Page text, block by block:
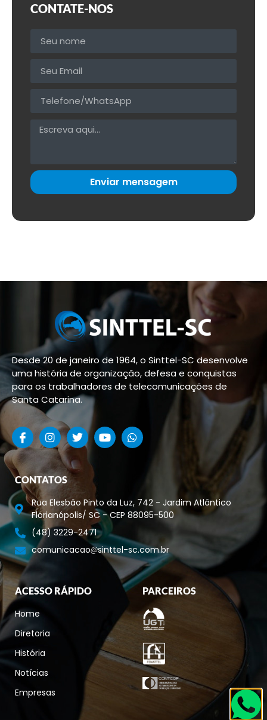
CONTATE-NOS
Enviar mensagem
Desde 20 de janeiro de 1964, o Sinttel-SC desenvolve
uma história de organização, defesa e conquistas
para os trabalhadores de telecomunicações de
Santa Catarina.
CONTATOS
Rua Elesbão Pinto da Luz, 742 - Jardim Atlântico
Florianópolis/ SC - CEP 88095-500
(48) 3229-2471
comunicacao
sinttel-sc.com.br
ACESSO RÁPIDO
Home
Diretoria
História
Notícias
Empresas
PARCEIROS